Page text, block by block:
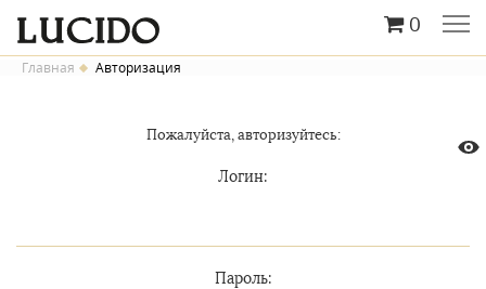
0
Главная Авторизация
Пожалуйста, авторизуйтесь:
Логин:
Пароль: